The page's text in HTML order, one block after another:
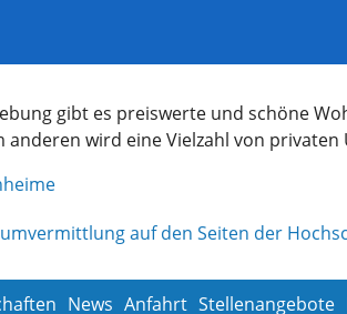
gibt es preiswerte und schöne
anderen wird eine Vielzahl von
auf den Seiten der
News Anfahrt Stellenangebote